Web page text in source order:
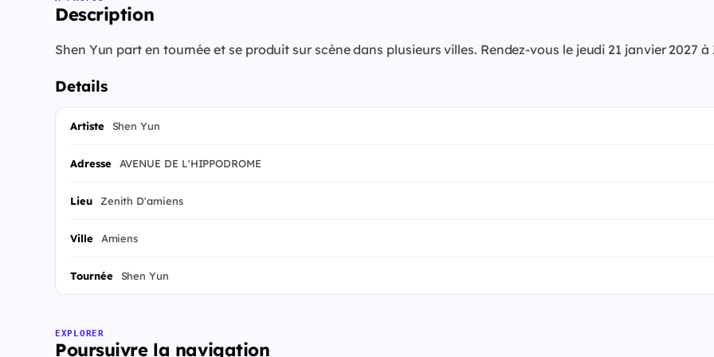
Description
Shen Yun part en tournée et se produit sur scène dans plusieurs villes. Rendez-vous le jeudi 21 janvier 2027
Details
Artiste Shen Yun
Adresse AVENUE DE L'HIPPODROME
Lieu Zenith D'amiens
Ville Amiens
Tournée Shen Yun
EXPLORER
Poursuivre la navigation